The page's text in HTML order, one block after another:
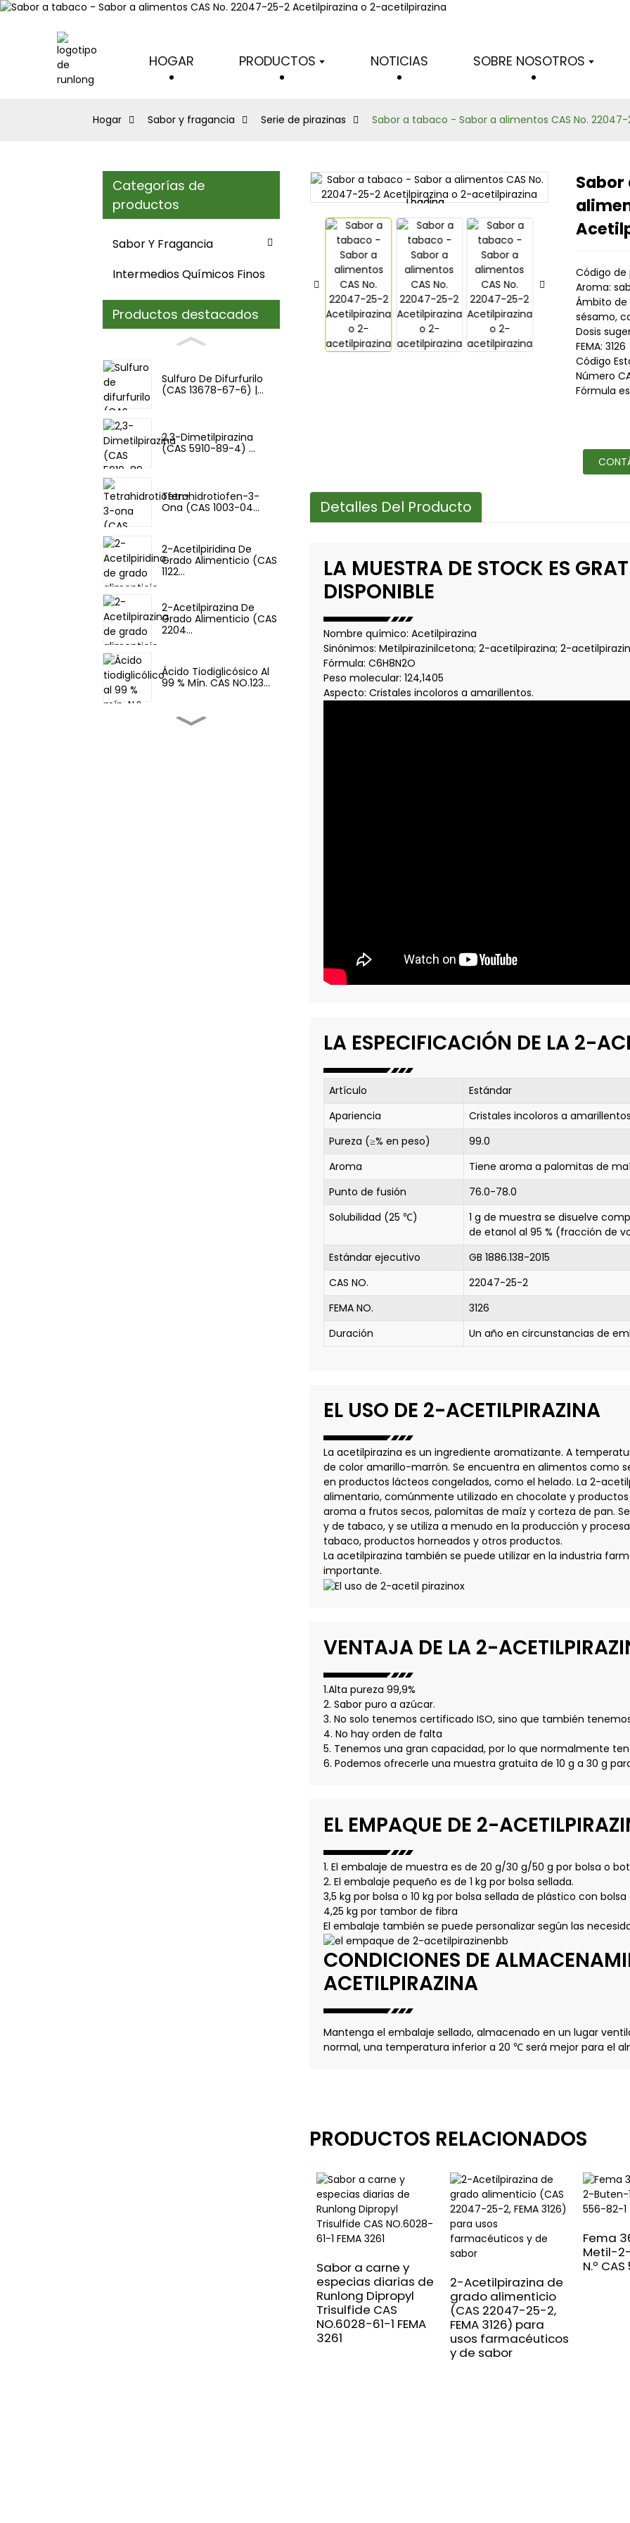
HOGAR PRODUCTOS NOTICIAS SOBRE NOSOTROS
Serie de pirazinas
Hogar Sabor y fragancia Serie de pirazinas Sabor a tabaco - Sabor a alimentos CAS No.
Categorías de
productos
Sabor Y Fragancia
Intermedios Químicos Finos
Productos destacados
Sulfuro De Difurfurilo
(CAS 13678-67-6) |...
2,3-Dimetilpirazina
(CAS 5910-89-4) ...
Tetrahidrotiofen-3-
Ona (CAS 1003-04...
2-Acetilpiridina De
Grado Alimenticio (CAS
1122...
2-Acetilpirazina De
Grado Alimenticio (CAS
2204...
Ácido Tiodiglicósico Al
99 % Mín. CAS NO.123...
Sabores Y Fragancias-
Loading...
Loading... Loading...
Loading...
Código de
Aroma:
Ámbito
sésamo,
Dosis
FEMA: 3126
Código
Número
Fórmula
Detalles Del Producto
LA MUESTRA DE STOCK ES
DISPONIBLE
Nombre químico: Acetilpirazina
Sinónimos: Metilpirazinilcetona; 2-acetilpirazina; 2-
Fórmula: C6H8N2O
Peso molecular: 124,1405
Aspecto: Cristales incoloros a amarillentos.
LA ESPECIFICACIÓN DE LA 2-
Artículo
Estándar
Apariencia
Cristales incoloros a
Pureza (≥% en peso)
99.0
Aroma
Tiene aroma a palomitas de
Punto de fusión
76.0-78.0
Solubilidad (25 ℃)
1 g de muestra se disuelve
de etanol al 95 % (fracción de
Estándar ejecutivo
GB 1886.138-2015
CAS NO.
22047-25-2
FEMA NO.
3126
Duración
Un año en circunstancias de
EL USO DE 2-ACETILPIRAZINA
La acetilpirazina es un ingrediente aromatizante. A
de color amarillo-marrón. Se encuentra en alimentos como
en productos lácteos congelados, como el helado. La 2-
alimentario, comúnmente utilizado en chocolate y
aroma a frutos secos, palomitas de maíz y corteza de pan.
y de tabaco, y se utiliza a menudo en la producción y
tabaco, productos horneados y otros productos.
La acetilpirazina también se puede utilizar en la industria
importante.
VENTAJA DE LA 2-
1.Alta pureza 99,9%
2. Sabor puro a azúcar.
3. No solo tenemos certificado ISO, sino que también
4. No hay orden de falta
5. Tenemos una gran capacidad, por lo que normalmente
6. Podemos ofrecerle una muestra gratuita de 10 g a 30 g
EL EMPAQUE DE 2-
1. El embalaje de muestra es de 20 g/30 g/50 g por bolsa o
2. El embalaje pequeño es de 1 kg por bolsa sellada.
3,5 kg por bolsa o 10 kg por bolsa sellada de plástico con
4,25 kg por tambor de fibra
El embalaje también se puede personalizar según las
CONDICIONES DE
ACETILPIRAZINA
Mantenga el embalaje sellado, almacenado en un lugar
normal, una temperatura inferior a 20 ℃ será mejor para el
PRODUCTOS RELACIONADOS
Sabor a carne y
especias diarias de
Runlong Dipropyl
Trisulfide CAS
NO.6028-61-1 FEMA
3261
2-Acetilpirazina de
grado alimenticio
(CAS 22047-25-2,
FEMA 3126) para
usos farmacéuticos
y de sabor
Fema
Metil-
N.º